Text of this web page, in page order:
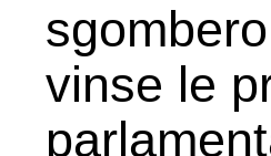
vinse le